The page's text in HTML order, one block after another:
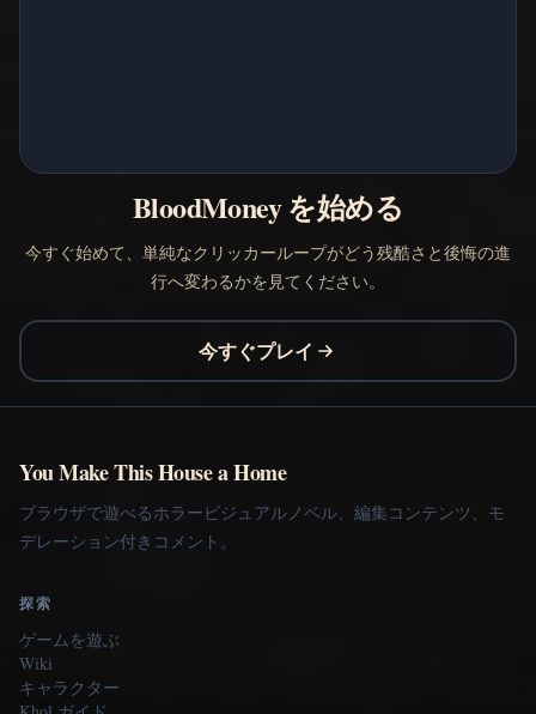
BloodMoney を始める
今すぐ始めて、単純なクリッカーループがどう残酷さと後悔の進
行へ変わるかを見てください。
今すぐプレイ
You Make This House a Home
ブラウザで遊べるホラービジュアルノベル、編集コンテンツ、モ
デレーション付きコメント。
探索
ゲームを遊ぶ
Wiki
キャラクター